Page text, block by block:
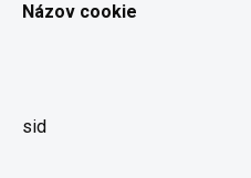
Názov cookie
sid